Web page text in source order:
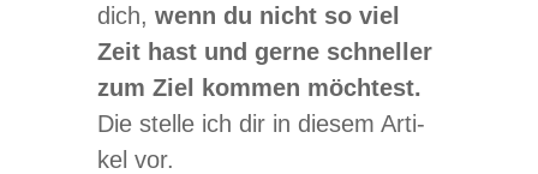
dich, wenn du nicht so viel
Zeit hast und gerne schnel­ler
zum Ziel kom­men möch­test.
Die stelle ich dir in die­sem Arti­
kel vor.